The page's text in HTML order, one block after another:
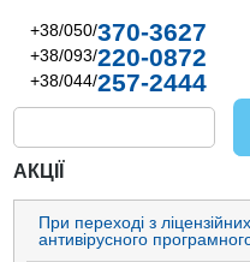
+38/050/370-3627
+38/093/220-0872
+38/044/257-2444
АКЦІЇ
При переході з ліцензійних продуктів інших виробників
антивірусного